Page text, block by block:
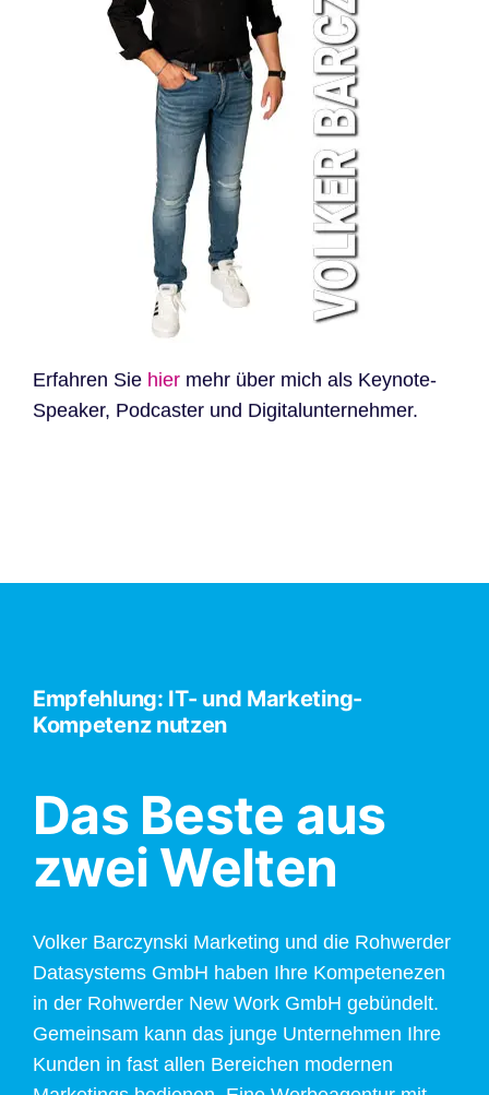
Erfahren Sie hiermehr über mich als Keynote-
Speaker, Podcaster und Digitalunternehmer.
Empfehlung: IT- und Marketing-
Kompetenz nutzen
Das Beste aus
zwei Welten
Volker Barczynski Marketing und die Rohwerder
Datasystems GmbH haben Ihre Kompetenezen
in der Rohwerder New Work GmbH gebündelt.
Gemeinsam kann das junge Unternehmen Ihre
Kunden in fast allen Bereichen modernen